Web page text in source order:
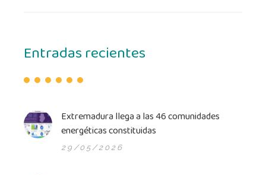
Entradas recientes
Extremadura llega a las 46 comunidades
energéticas constitui­das
29/05/2026